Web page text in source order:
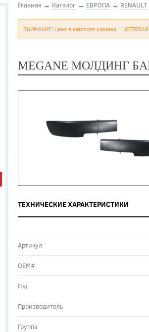
Главная → Каталог → ЕВРОПА → RENAULT
ВНИМАНИЕ! Цена в каталоге указана —
MEGANE МОЛДИНГ
ТЕХНИЧЕСКИЕ ХАРАКТЕРИСТИКИ
Артикул
ОЕМ#
Год
Производитель
Группа